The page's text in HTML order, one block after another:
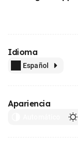
Idioma
Español
Apariencia